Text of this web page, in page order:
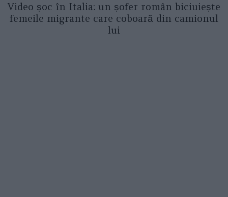
Video șoc în Italia: un șofer român biciuiește
femeile migrante care coboară din camionul
lui